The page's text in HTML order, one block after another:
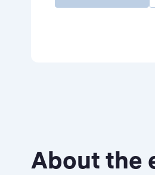
About the